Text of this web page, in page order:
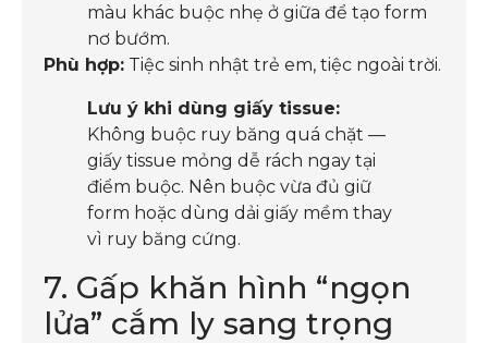
màu khác buộc nhẹ ở giữa để tạo form
nơ bướm.
Phù hợp: Tiệc sinh nhật trẻ em, tiệc ngoài trời.
Lưu ý khi dùng giấy tissue:
Không buộc ruy băng quá chặt —
giấy tissue mỏng dễ rách ngay tại
điểm buộc. Nên buộc vừa đủ giữ
form hoặc dùng dải giấy mềm thay
vì ruy băng cứng.
7. Gấp khăn hình “ngọn
lửa” cắm ly sang trọng